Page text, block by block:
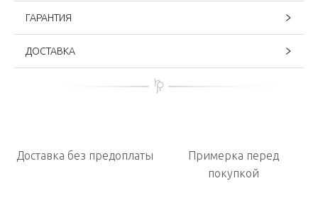
ГАРАНТИЯ
ДОСТАВКА
Доставка без предоплаты
Примерка перед
покупкой